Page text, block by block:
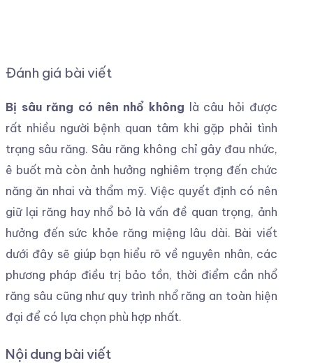
Đánh giá bài viết
Bị sâu răng có nên nhổ không là câu hỏi được
rất nhiều người bệnh quan tâm khi gặp phải tình
trạng sâu răng. Sâu răng không chỉ gây đau nhức,
ê buốt mà còn ảnh hưởng nghiêm trọng đến chức
năng ăn nhai và thẩm mỹ. Việc quyết định có nên
giữ lại răng hay nhổ bỏ là vấn đề quan trọng, ảnh
hưởng đến sức khỏe răng miệng lâu dài. Bài viết
dưới đây sẽ giúp bạn hiểu rõ về nguyên nhân, các
phương pháp điều trị bảo tồn, thời điểm cần nhổ
răng sâu cũng như quy trình nhổ răng an toàn hiện
đại để có lựa chọn phù hợp nhất.
Nội dung bài viết